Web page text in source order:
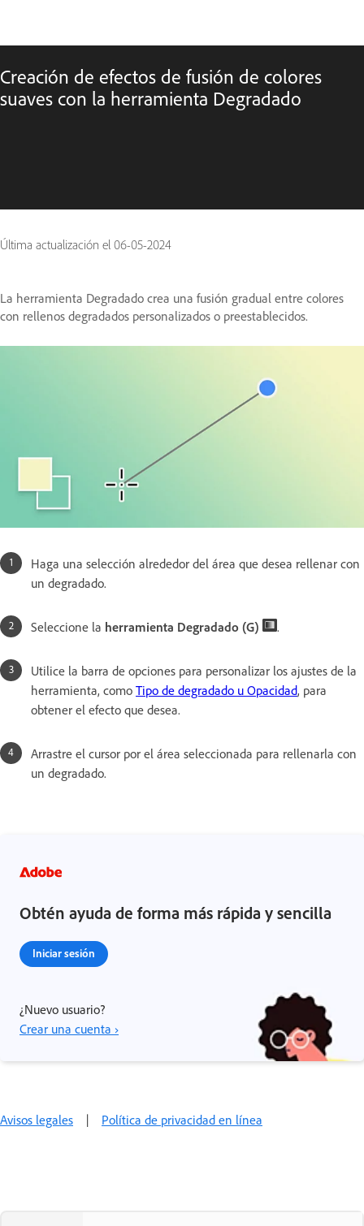
Creación de efectos de fusión de colores
suaves con la herramienta Degradado
Última actualización el 06-05-2024
La herramienta Degradado crea una fusión gradual entre colores
con rellenos degradados personalizados o preestablecidos.
Haga una selección alrededor del área que desea rellenar con
un degradado.
Seleccione la herramienta Degradado (G) .
Utilice la barra de opciones para personalizar los ajustes de la
herramienta, como Tipo de degradado u Opacidad, para
obtener el efecto que desea.
Arrastre el cursor por el área seleccionada para rellenarla con
un degradado.
Obtén ayuda de forma más rápida y sencilla
Iniciar sesión
¿Nuevo usuario?
Crear una cuenta ›
Avisos legales | Política de privacidad en línea